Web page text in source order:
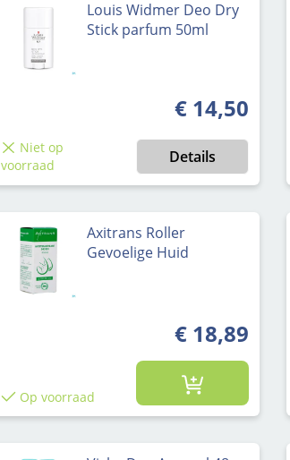
Louis Widmer Deo Dry
Stick parfum 50ml
Normale prijs:
€ 14,50
Niet op
voorraad
Details
Axitrans Roller
Gevoelige Huid
€ 18,89
Op voorraad